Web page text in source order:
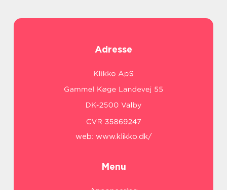
Adresse
web: www.klikko.dk/
Menu